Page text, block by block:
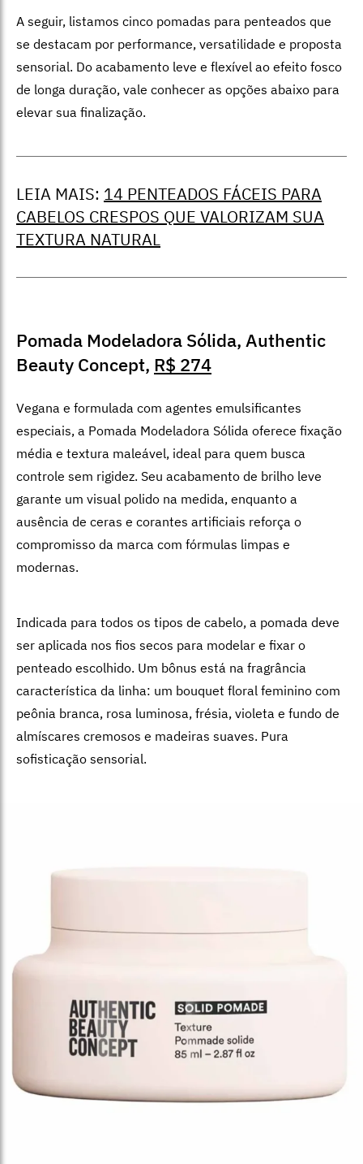
A seguir, listamos cinco pomadas para penteados que
se destacam por performance, versatilidade e proposta
sensorial. Do acabamento leve e flexível ao efeito fosco
de longa duração, vale conhecer as opções abaixo para
elevar sua finalização.
LEIA MAIS: 14 PENTEADOS FÁCEIS PARA
CABELOS CRESPOS QUE VALORIZAM SUA
TEXTURA NATURAL
Pomada Modeladora Sólida, Authentic
Beauty Concept, R$ 274
Vegana e formulada com agentes emulsificantes
especiais, a Pomada Modeladora Sólida oferece fixação
média e textura maleável, ideal para quem busca
controle sem rigidez. Seu acabamento de brilho leve
garante um visual polido na medida, enquanto a
ausência de ceras e corantes artificiais reforça o
compromisso da marca com fórmulas limpas e
modernas.
Indicada para todos os tipos de cabelo, a pomada deve
ser aplicada nos fios secos para modelar e fixar o
penteado escolhido. Um bônus está na fragrância
característica da linha: um bouquet floral feminino com
peônia branca, rosa luminosa, frésia, violeta e fundo de
almíscares cremosos e madeiras suaves. Pura
sofisticação sensorial.